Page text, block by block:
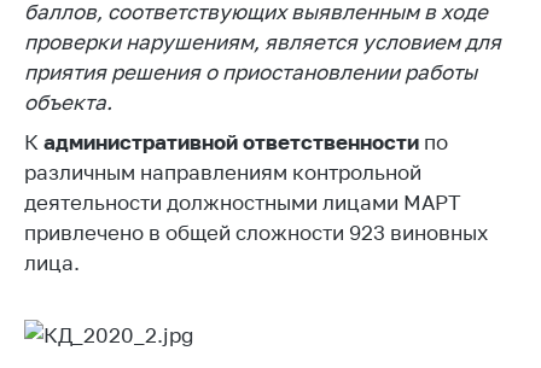
Общественное
обсуждение
проектов
Маркировка
товаров
Упрощение условий
ведения бизнеса
Рекомендации по
распространения
COVID-19 для
баллов, соответствующих выявленным в ходе
проверки нарушениям, является условием для
приятия решения о приостановлении работы
объекта.
К административной ответственности по
различным направлениям контрольной
деятельности должностными лицами МАРТ
привлечено в общей сложности 923 виновных
лица.